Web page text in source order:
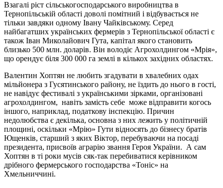
Взагалі ріст сільськогосподарського виробництва в
Тернопільській області доволі помітний і відбувається не
тільки завдяки одному Івану Чайківському. Серед
найбагатших українських фермерів з Тернопільської області є
також Іван Миколайович Гута, капітал якого становить
близько 500 млн. доларів. Він володіє Агрохолдингом «Мрія»,
що орендує біля 300 000 га землі в кількох західних областях.
Валентин Хоптян не любить згадувати в хвалебних одах
мільйонера з Гусятинського району, не їздить до нього в гості,
не навідує фестивалі з українськими зірками, організовані
агрохолдингом, навіть замість себе може відправити когось
іншого, наприклад, податкову інспекцію. Причин
недолюбства є декілька, основна з них лежить у політичній
площині, оскільки «Мрію» Гути відносять до бізнесу братів
Ющенків, старший з яких Віктор, перебуваючи на посаді
президента, присвоїв аграрію звання Героя України. А сам
Хоптян в ті роки мусів сяк-так перебиватися керівником
дрібного фермерського господарства «Тоніс» на
Хмельниччині.